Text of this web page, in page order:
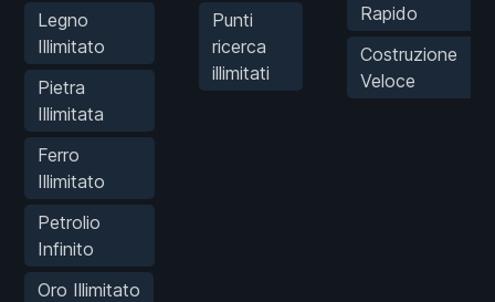
Legno
Illimitato
Pietra
Illimitata
Ferro
Illimitato
Petrolio
Infinito
Oro Illimitato
Punti
ricerca
illimitati
Rapido
Costruzione
Veloce